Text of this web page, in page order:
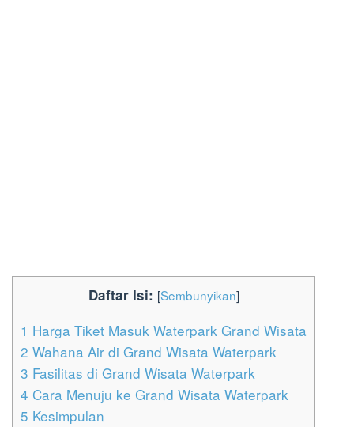
Daftar Isi: [Sembunyikan]
1 Harga Tiket Masuk Waterpark Grand Wisata
2 Wahana Air di Grand Wisata Waterpark
3 Fasilitas di Grand Wisata Waterpark
4 Cara Menuju ke Grand Wisata Waterpark
5 Kesimpulan